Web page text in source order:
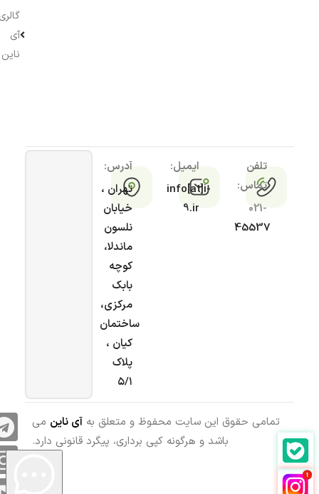
آی
ناین
تلفن
تماس:
021-
45537
ایمیل:
info[at]i-
9.ir
آدرس:
تهران ،
خیابان
نلسون
ماندلا،
کوچه
بابک
مرکزی،
ساختمان
کیان ،
پلاک
۵/۱
تمامی حقوق این سایت محفوظ و متعلق به آی ناین می
باشد و هرگونه کپی برداری، پیگرد قانونی دارد.